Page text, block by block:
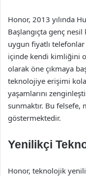
Honor, 2013 yılında
Başlangıçta genç
uygun fiyatlı
içinde kendi kimliğini
olarak öne çıkmaya
teknolojiye erişimi
yaşamlarını
sunmaktır. Bu felsefe,
göstermektedir.
Yenilikçi
Honor, teknolojik